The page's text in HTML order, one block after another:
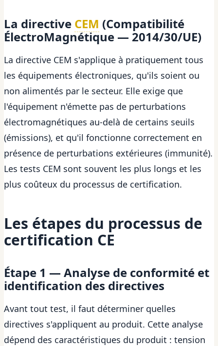
La directive CEM (Compatibilité
ÉlectroMagnétique — 2014/30/UE)
La directive CEM s'applique à pratiquement tous
les équipements électroniques, qu'ils soient ou
non alimentés par le secteur. Elle exige que
l'équipement n'émette pas de perturbations
électromagnétiques au-delà de certains seuils
(émissions), et qu'il fonctionne correctement en
présence de perturbations extérieures (immunité).
Les tests CEM sont souvent les plus longs et les
plus coûteux du processus de certification.
Les étapes du processus de
certification CE
Étape 1 — Analyse de conformité et
identification des directives
Avant tout test, il faut déterminer quelles
directives s'appliquent au produit. Cette analyse
dépend des caractéristiques du produit : tension